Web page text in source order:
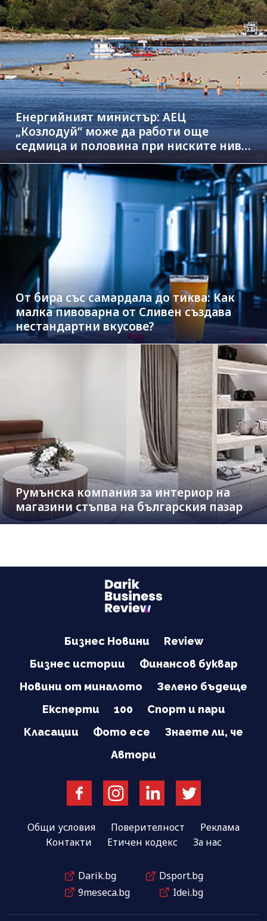
Енергийният министър: АЕЦ
„Козлодуй“ може да работи още
седмица и половина при ниските нива
на Дунав
От бира със самардала до тиква: Как
малка пивоварна от Сливен създава
нестандартни вкусове?
Румънска компания за интериор на
магазини стъпва на българския пазар
Бизнес Новини
Review
Бизнес истории
Финансов буквар
Новини от миналото
Зелено бъдеще
Експерти
100
Спорт и пари
Класации
Фото есе
Знаете ли, че
Автори
Общи условия Поверителност
Реклама
Контакти
Етичен кодекс За нас
Darik.bg
Dsport.bg
9meseca.bg
Idei.bg